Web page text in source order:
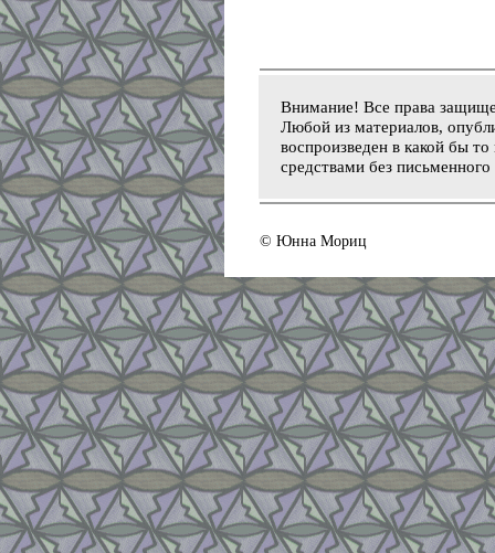
Внимание! Все права
Любой из материалов,
воспроизведен в какой бы
средствами без
© Юнна Мориц